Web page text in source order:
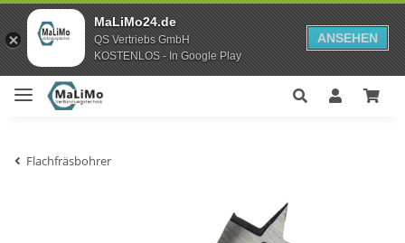
MaLiMo24.de
QS Vertriebs GmbH
KOSTENLOS - In Google Play
ANSEHEN
Flachfräsbohrer